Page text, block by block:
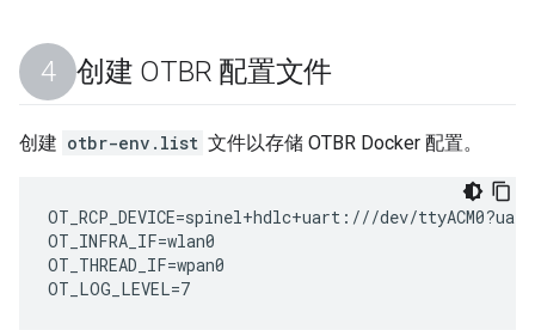
创建 OTBR 配置文件
创建 otbr-env.list 文件以存储 OTBR Docker 配置。
OT_RCP_DEVICE=spinel+hdlc+uart:///dev/
OT_INFRA_IF=wlan0
OT_THREAD_IF=wpan0